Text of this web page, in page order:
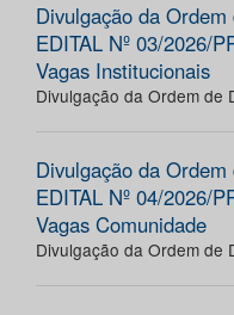
Divulgação da
EDITAL Nº 03/2026/
Vagas Institucionais
Divulgação da Ordem de
Divulgação da
EDITAL Nº 04/2026/
Vagas Comunidade
Divulgação da Ordem de